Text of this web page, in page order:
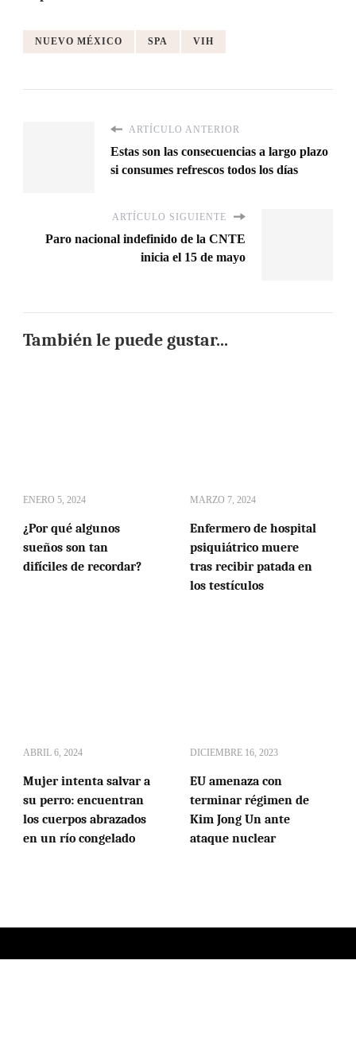
NUEVO MÉXICO SPA VIH
ARTÍCULO ANTERIOR
Estas son las consecuencias a largo plazo
si consumes refrescos todos los días
ARTÍCULO SIGUIENTE
Paro nacional indefinido de la CNTE
inicia el 15 de mayo
También le puede gustar...
ENERO 5, 2024
¿Por qué algunos
sueños son tan
difíciles de recordar?
MARZO 7, 2024
Enfermero de hospital
psiquiátrico muere
tras recibir patada en
los testículos
ABRIL 6, 2024
Mujer intenta salvar a
su perro: encuentran
los cuerpos abrazados
en un río congelado
DICIEMBRE 16, 2023
EU amenaza con
terminar régimen de
Kim Jong Un ante
ataque nuclear